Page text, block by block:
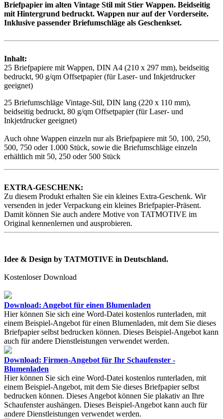
Briefpapier im alten Vintage Stil mit Stier Wappen. Beidseitig
mit Hintergrund bedruckt. Wappen nur auf der Vorderseite.
Inklusive passender Briefumschläge als Geschenkset.
Inhalt:
25 Briefpapiere mit Wappen, DIN A4 (210 x 297 mm), beidseitig
bedruckt, 90 g/qm Offsetpapier (für Laser- und Inkjetdrucker
geeignet)
25 Briefumschläge Vintage-Stil, DIN lang (220 x 110 mm),
beidseitig bedruckt, 80 g/qm Offsetpapier (für Laser- und
Inkjetdrucker geeignet)
Auch ohne Wappen einzeln nur als Briefpapiere mit 50, 100, 250,
500, 750 oder 1.000 Stück, sowie die Briefumschläge einzeln
erhältlich mit 50, 250 oder 500 Stück
EXTRA-GESCHENK:
Zu diesem Produkt erhalten Sie ein kleines Extra-Geschenk. Wir
versenden in jeder Verpackung ein kleines Briefpapier-Präsent.
Damit können Sie auch andere Motive von TATMOTIVE im
Original kennenlernen und ausprobieren.
Idee & Design by TATMOTIVE in Deutschland.
Kostenloser Download
Download: Angebot für einen Blumenladen
Hier können Sie sich eine Word-Datei kostenlos runterladen, mit
einem Beispiel-Angebot für einen Blumenladen, mit dem Sie dieses
Briefpapier selbst bedrucken können. Dieses Beispiel-Angebot kann
auch für andere Dienstleistungen verwendet werden.
Download: Firmen-Angebot für Ihr Schaufenster -
Blumenladen
Hier können Sie sich eine Word-Datei kostenlos runterladen, mit
einem Beispiel-Angebot, mit dem Sie dieses Briefpapier selbst
bedrucken können. Dieses Angebot können Sie plakativ an Ihre
Schaufenster aushängen. Dieses Beispiel-Angebot kann auch für
andere Dienstleistungen verwendet werden.